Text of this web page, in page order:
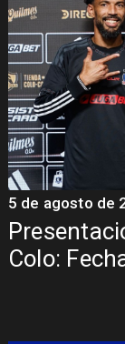
Colo:
5 de agosto de